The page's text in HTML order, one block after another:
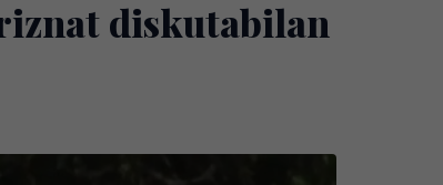
diskutabilan